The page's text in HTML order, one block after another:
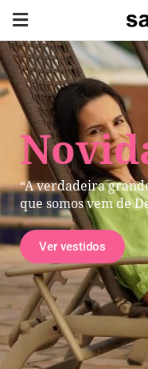
“A verdadeira
que somos vem de
Ver vestidos